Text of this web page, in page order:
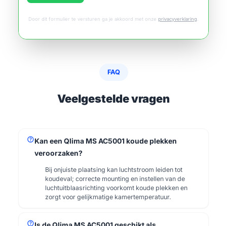
Door dit formulier te versturen ga je akkoord met onze privacyverklaring
FAQ
Veelgestelde vragen
helpKan een Qlima MS AC5001 koude plekken
veroorzaken?
Bij onjuiste plaatsing kan luchtstroom leiden tot
koudeval; correcte mounting en instellen van de
luchtuitblaasrichting voorkomt koude plekken en
zorgt voor gelijkmatige kamertemperatuur.
help